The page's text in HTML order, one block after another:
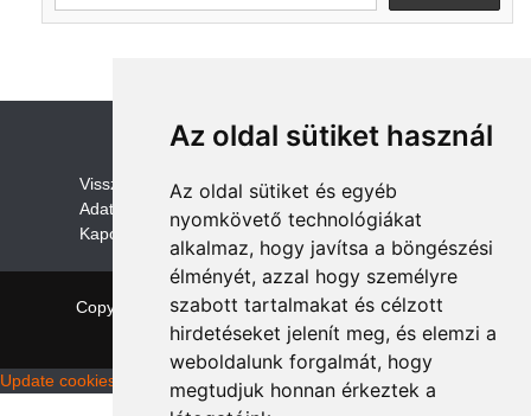
Az oldal sütiket használ
Az oldal sütiket és egyéb
nyomkövető technológiákat
alkalmaz, hogy javítsa a böngészési
élményét, azzal hogy személyre
szabott tartalmakat és célzott
hirdetéseket jelenít meg, és elemzi a
weboldalunk forgalmát, hogy
megtudjuk honnan érkeztek a
Visszaküldési és visszatérítési szabályzat
Adatvédelem /GDPR
Kapcsolat
Copyright © 2026 quadalkatreszek.com | Theme:
NewStoreby ThemeFarmer
Update cookies preferences